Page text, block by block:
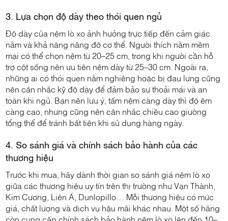
3. Lựa chọn độ dày theo thói quen ngủ
Độ dày của nệm lò xo ảnh hưởng trực tiếp đến cảm giác
nằm và khả năng nâng đỡ cơ thể. Người thích nằm mềm
mại có thể chọn nệm từ 20–25 cm, trong khi người cần hỗ
trợ cột sống nên ưu tiên nệm dày từ 25–30 cm. Ngoài ra,
những ai có thói quen nằm nghiêng hoặc bị đau lưng cũng
nên cân nhắc kỹ độ dày để đảm bảo sự thoải mái và an
toàn khi ngủ. Bạn nên lưu ý, tấm nệm càng dày thì độ êm
càng cao, nhưng cũng nên cân nhắc chiều cao giường
tổng thể để tránh bất tiện khi sử dụng hàng ngày.
4. So sánh giá và chính sách bảo hành của các
thương hiệu
Trước khi mua, hãy dành thời gian so sánh giá nệm lò xo
giữa các thương hiệu uy tín trên thị trường như Vạn Thành,
Kim Cương, Liên Á, Dunlopillo… Mỗi thương hiệu có mức
giá, chất lượng và dịch vụ hậu mãi khác nhau. Một số hãng